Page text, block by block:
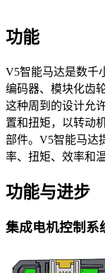
功能
V5智能马达是数千
编码器、模块化齿
这种周到的设计允
置和扭矩，以转动
部件。V5智能马达
率、扭矩、效率和
功能与进步
集成电机控制系